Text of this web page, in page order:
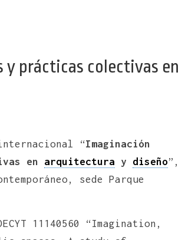
prácticas colectivas en
“Imaginación
en arquitectura y diseño”,
sede Parque
11140560 “Imagination,